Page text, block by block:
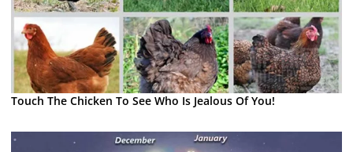
Touch The Chicken To See Who Is Jealous Of You!